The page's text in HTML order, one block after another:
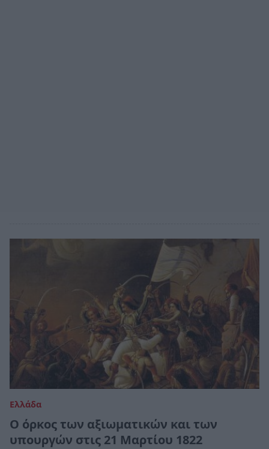
Ελλάδα
Ο όρκος των αξιωματικών και των
υπουργών στις 21 Μαρτίου 1822